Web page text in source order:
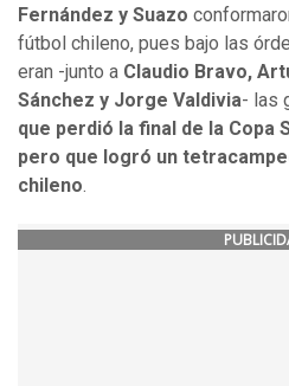
Fernández y Suazo
fútbol chileno, pues bajo las
eran -junto a Claudio Bravo,
Sánchez y Jorge Valdivia- las
que perdió la final de la Copa
pero que logró un
chileno.